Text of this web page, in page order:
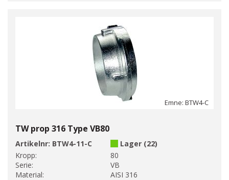
Emne: BTW4-C
TW prop 316 Type VB80
Artikelnr: BTW4-11-C
Lager (22)
Kropp:
80
Serie:
VB
Material:
AISI 316